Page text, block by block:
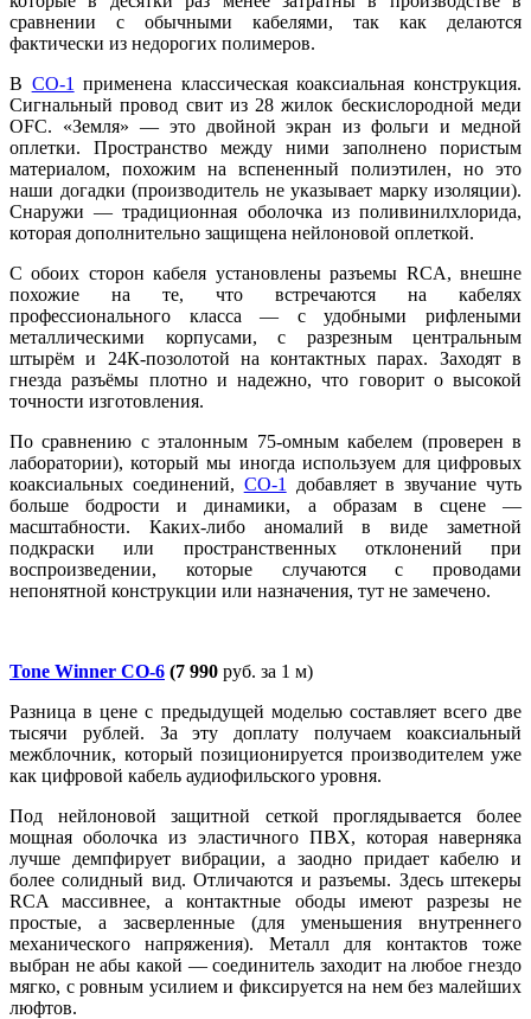
сравнении с обычными кабелями, так как делаются
фактически из недорогих полимеров.
В CO-1 применена классическая коаксиальная конструкция.
Сигнальный провод свит из 28 жилок бескислородной меди
OFC. «Земля» — это двойной экран из фольги и медной
оплетки. Пространство между ними заполнено пористым
материалом, похожим на вспененный полиэтилен, но это
наши догадки (производитель не указывает марку изоляции).
Снаружи — традиционная оболочка из поливинилхлорида,
которая дополнительно защищена нейлоновой оплеткой.
С обоих сторон кабеля установлены разъемы RCA, внешне
похожие на те, что встречаются на кабелях
профессионального класса — с удобными рифлеными
металлическими корпусами, с разрезным центральным
штырём и 24К-позолотой на контактных парах. Заходят в
гнезда разъёмы плотно и надежно, что говорит о высокой
точности изготовления.
По сравнению с эталонным 75-омным кабелем (проверен в
лаборатории), который мы иногда используем для цифровых
коаксиальных соединений, CO-1
добавляет в звучание чуть
больше бодрости и динамики, а образам в сцене —
масштабности. Каких-либо аномалий в виде заметной
подкраски или пространственных отклонений при
воспроизведении, которые случаются с проводами
непонятной конструкции или назначения, тут не замечено.
Tone Winner CO-6 (7 990 руб. за 1 м)
Разница в цене с предыдущей моделью составляет всего две
тысячи рублей. За эту доплату получаем коаксиальный
межблочник, который позиционируется производителем уже
как цифровой кабель аудиофильского уровня.
Под нейлоновой защитной сеткой проглядывается более
мощная оболочка из эластичного ПВХ, которая наверняка
лучше демпфирует вибрации, а заодно придает кабелю и
более солидный вид. Отличаются и разъемы. Здесь штекеры
RCA массивнее, а контактные ободы имеют разрезы не
простые, а засверленные (для уменьшения внутреннего
механического напряжения). Металл для контактов тоже
выбран не абы какой — соединитель заходит на любое гнездо
мягко, с ровным усилием и фиксируется на нем без малейших
люфтов.